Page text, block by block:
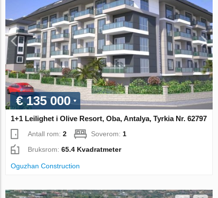
€ 135 000
1+1 Leilighet i Olive Resort, Oba, Antalya, Tyrkia Nr. 62797
Antall rom:2 Soverom: 1
Bruksrom:65.4 Kvadratmeter
Oguzhan Construction